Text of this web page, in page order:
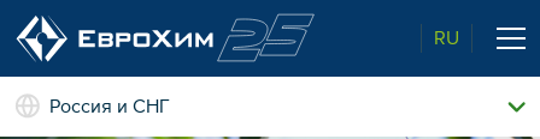
RU
Наши удобрения
Россия и СНГ